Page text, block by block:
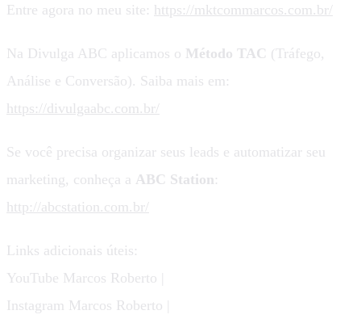
Entre agora no meu site: https://mktcommarcos.com.br/
Na Divulga ABC aplicamos o Método TAC (Tráfego,
Análise e Conversão). Saiba mais em:
https://divulgaabc.com.br/
Se você precisa organizar seus leads e automatizar seu
marketing, conheça a ABC Station:
http://abcstation.com.br/
Links adicionais úteis:
YouTube Marcos Roberto |
Instagram Marcos Roberto |